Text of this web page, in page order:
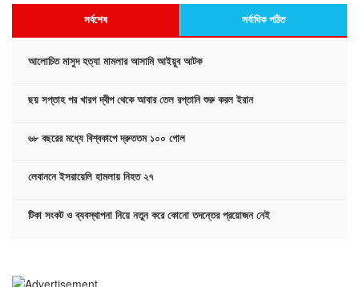
সর্বশেষ সর্বাধিক পঠিত
আলোচিত মাসুদ হত্যা মামলার আসামি আইয়ুব আটক
ছয় সপ্তাহ পর খারগ দ্বীপ থেকে আবার তেল রপ্তানি শুরু করল ইরান
৬৮ বছরের মধ্যে বিশ্বকাপে দ্রুততম ১০০ গোল
লেবাননে ইসরায়েলি হামলায় নিহত ২৭
টিকা সংকট ও ব্যবস্থাপনা নিয়ে নতুন করে কোনো তদন্তের প্রয়োজন নেই